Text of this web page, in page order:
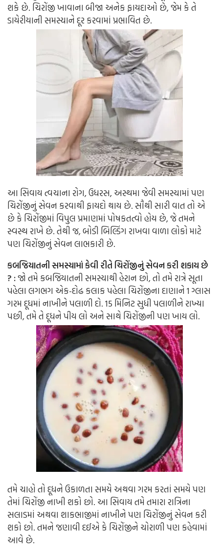
શકે છે. ચિરોંજી ખાવાના બીજા અનેક ફાયદાઓ છે, જેમ કે તે
ડાયેરીયાની સમસ્યાને દૂર કરવામાં પ્રભાવિત છે.
આ સિવાય ત્વચાના રોગ, ઉધરસ, અસ્થમા જેવી સમસ્યામાં પણ
ચિરોંજીનું સેવન કરવાથી ફાયદો થાય છે. સૌથી સારી વાત તો એ
છે કે ચિરોંજીમાં વિપુલ પ્રમાણમાં પોષકતત્વો હોય છે, જે તમને
સ્વસ્થ રાખે છે. તેથી જ, બોડી બિલ્ડિંગ રાખવા વાળા લોકો માટે
પણ ચિરોંજીનું સેવન લાભકારી છે.
કબજિયાતની સમસ્યામાં કેવી રીતે ચિરોંજીનું સેવન કરી શકાય છે
? :જો તમે કબજિયાતની સમસ્યાથી હેરાન છો, તો તમે રાત્રે સૂતા
પહેલા લગભગ એક-દોઢ કલાક પહેલા ચિરોંજીના દાણાને 1 ગ્લાસ
ગરમ દૂધમાં નાખીને પલાળી દો. 15 મિનિટ સુધી પલાળીને રાખ્યા
પછી, તમે તે દૂધને પીય લો અને સાથે ચિરોંજીની પણ ખાય લો.
તમે ચાહો તો દૂધને ઉકાળતા સમયે અથવા ગરમ કરતાં સમયે પણ
તેમાં ચિરોંજી નાખી શકો છો. આ સિવાય તમે તમારા રાત્રિના
સલાડમાં અથવા શાકભાજીમાં નાખીને પણ ચિરોંજીનું સેવન કરી
શકો છો. તમને જણાવી દઈએ કે ચિરોંજીને ચોરાળી પણ કહેવામાં
આવે છે.